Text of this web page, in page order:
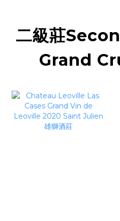
二級莊
Grand